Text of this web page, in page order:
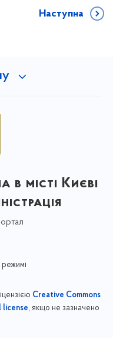
Наступна
в місті Києві
Creative Commons
, якщо не зазначено